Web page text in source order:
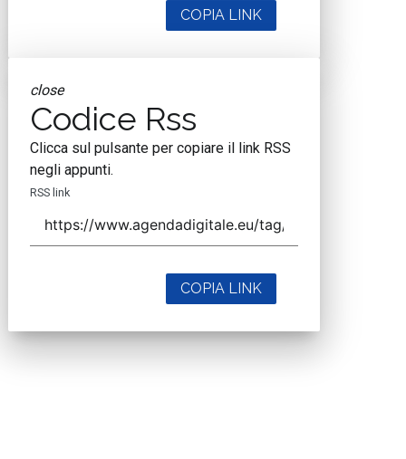
COPIA LINK
close
Codice Rss
Clicca sul pulsante per copiare il link RSS
negli appunti.
RSS link
COPIA LINK